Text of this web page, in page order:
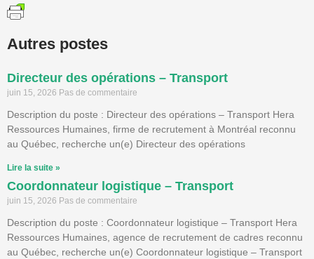
Autres postes
Directeur des opérations – Transport
juin 15, 2026 Pas de commentaire
Description du poste : Directeur des opérations – Transport Hera
Ressources Humaines, firme de recrutement à Montréal reconnu
au Québec, recherche un(e) Directeur des opérations
Lire la suite »
Coordonnateur logistique – Transport
juin 15, 2026 Pas de commentaire
Description du poste : Coordonnateur logistique – Transport Hera
Ressources Humaines, agence de recrutement de cadres reconnu
au Québec, recherche un(e) Coordonnateur logistique – Transport